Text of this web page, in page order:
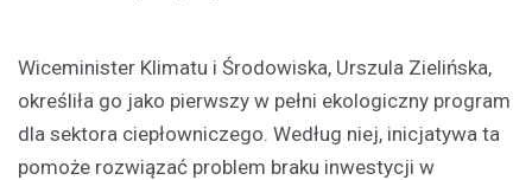
Wiceminister Klimatu i Środowiska, Urszula Zielińska,
określiła go jako pierwszy w pełni ekologiczny program
dla sektora ciepłowniczego. Według niej, inicjatywa ta
pomoże rozwiązać problem braku inwestycji w